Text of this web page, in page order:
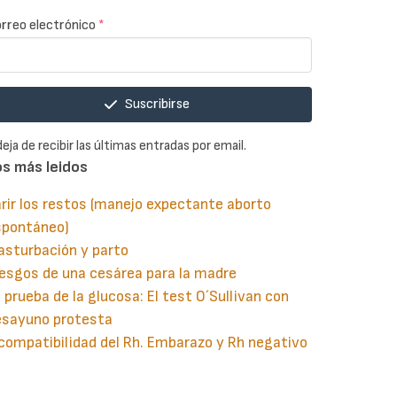
electrónico *
Suscribirse
de recibir las últimas entradas por email.
más leidos
los restos (manejo expectante aborto
y parto
de una cesárea para la madre
prueba de la glucosa: El test O´Sullivan con
protesta
del Rh. Embarazo y Rh negativo